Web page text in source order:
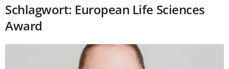
Schlagwort: European Life Sciences
Award